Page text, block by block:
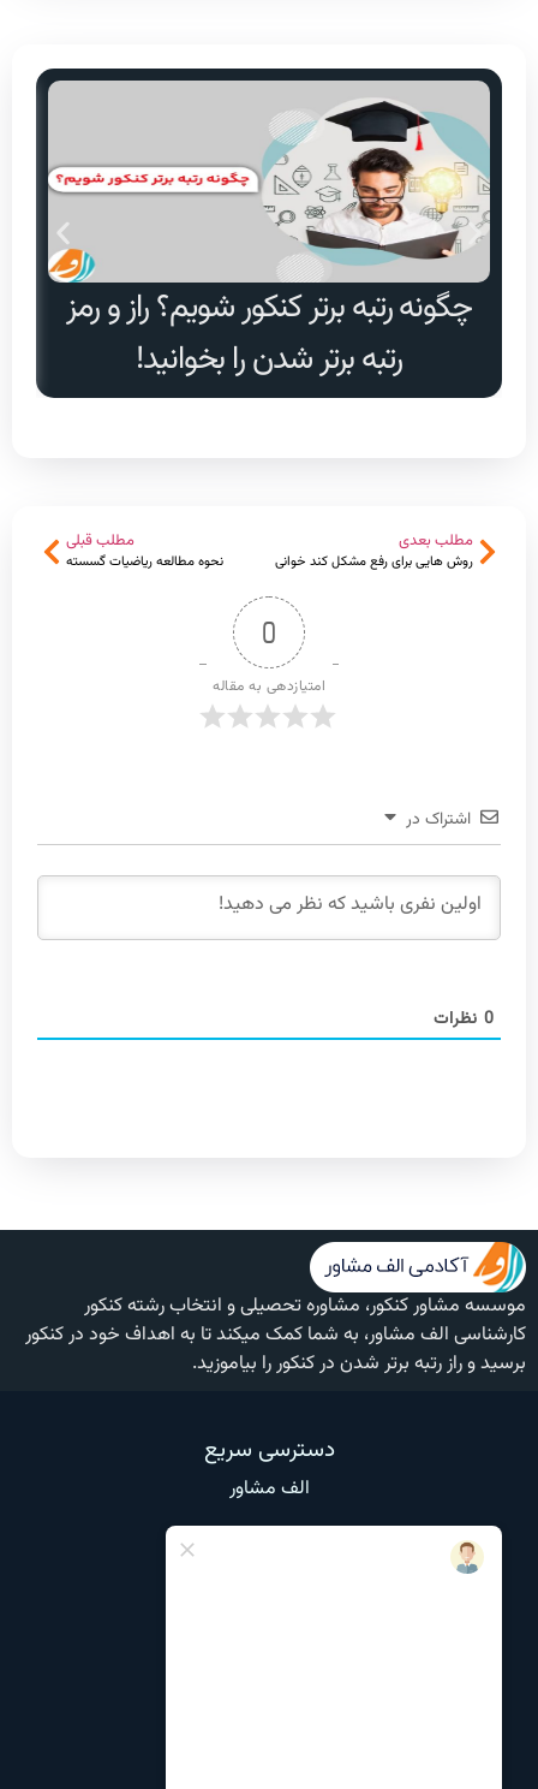
چگونه رتبه برتر کنکور شویم؟ راز و رمز
رتبه برتر شدن را بخوانید!
مطلب بعدی
روش هایی برای رفع مشکل کند خوانی
مطلب قبلی
نحوه مطالعه ریاضیات گسسته
0
امتیازدهی به مقاله
اشتراک در
0 نظرات
موسسه مشاور کنکور، مشاوره تحصیلی و انتخاب رشته کنکور
کارشناسی الف مشاور، به شما کمک میکند تا به اهداف خود در کنکور
برسید و راز رتبه برتر شدن در کنکور را بیاموزید.
دسترسی سریع
الف مشاور